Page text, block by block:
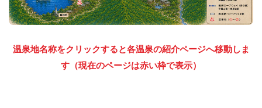
温泉地名称をクリックすると各温泉の紹介ページへ移動しま
す（現在のページは赤い枠で表示）